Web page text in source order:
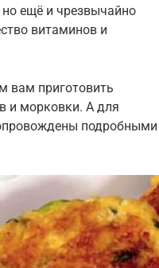
ещё и чрезвычайно
витаминов и
вам приготовить
и морковки. А для
подробными